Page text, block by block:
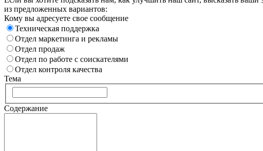
из предложенных вариантов:
Кому вы адресуете свое сообщение
Техническая поддержка
Отдел маркетинга и рекламы
Отдел продаж
Отдел по работе с соискателями
Отдел контроля качества
Тема
Содержание